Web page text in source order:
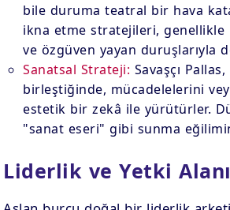
bile duruma teatral bir hava
ikna etme stratejileri, genellikle
ve özgüven yayan duruşlarıyla
Sanatsal Strateji: Savaşçı
birleştiğinde, mücadelelerini
estetik bir zekâ ile yürütürler.
"sanat eseri" gibi sunma
Liderlik ve Yetki Alanı